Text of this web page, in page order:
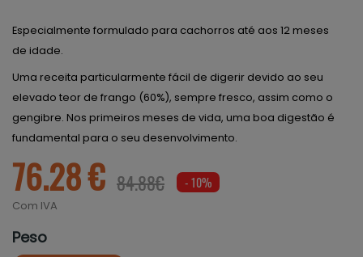
Especialmente formulado para cachorros até aos 12 meses
de idade.
Uma receita particularmente fácil de digerir devido ao seu
elevado teor de frango (60%), sempre fresco, assim como o
gengibre. Nos primeiros meses de vida, uma boa digestão é
fundamental para o seu desenvolvimento.
76.28 € 84.88€ - 10%
Com IVA
Peso